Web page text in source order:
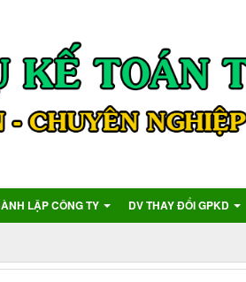
LẬP CÔNG TY DV THAY ĐỔI GPKD